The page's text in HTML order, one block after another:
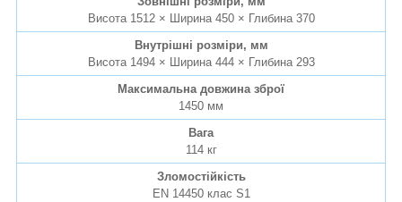
Висота 1512 × Ширина 450 × Глибина 370
Внутрішні розміри, мм
Висота 1494 × Ширина 444 × Глибина 293
Максимальна довжина зброї
1450 мм
Вага
114 кг
Зломостійкість
EN 14450 клас S1